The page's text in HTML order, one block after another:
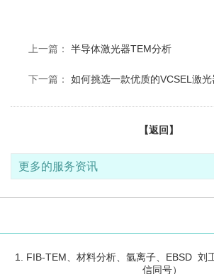
上一篇： 半导体激光器TEM分析
下一篇： 如何挑选一款优质的VCSEL激光
【返回】
更多的服务资讯
1. FIB-TEM、材料分析、氩离子、EBSD 刘
信同号）